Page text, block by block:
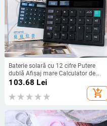
Baterie solară cu 12 cifre Putere
dublă Afișaj mare Calculator de
birou de birou Rechizite pentru
înapoi la școală Studenți/Finanțe
Papetarie
103.68 Lei
add_shopping_cart